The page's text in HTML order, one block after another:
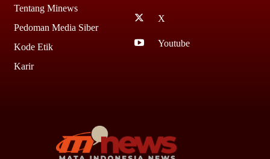
Tentang Minews
Pedoman Media Siber
Kode Etik
Karir
X
Youtube